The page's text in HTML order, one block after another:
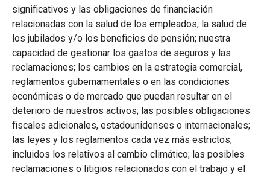
significativos y las obligaciones de financiación
relacionadas con la salud de los empleados, la salud de
los jubilados y/o los beneficios de pensión; nuestra
capacidad de gestionar los gastos de seguros y las
reclamaciones; los cambios en la estrategia comercial,
reglamentos gubernamentales o en las condiciones
económicas o de mercado que puedan resultar en el
deterioro de nuestros activos; las posibles obligaciones
fiscales adicionales, estadounidenses o internacionales;
las leyes y los reglamentos cada vez más estrictos,
incluidos los relativos al cambio climático; las posibles
reclamaciones o litigios relacionados con el trabajo y el